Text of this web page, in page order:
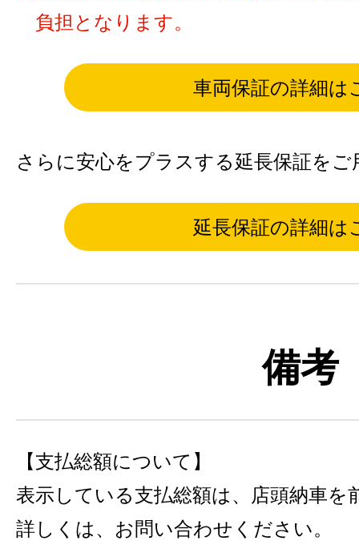
負担となります。
車両保証の詳細は
さらに安心をプラスする延長保証を
延長保証の詳細は
備考
【支払総額について】
表示している支払総額は、店頭納車を
詳しくは、お問い合わせください。